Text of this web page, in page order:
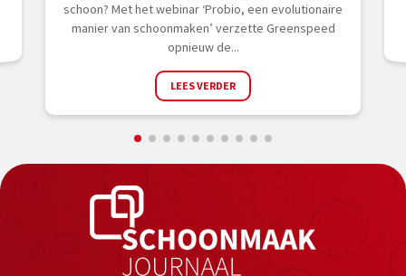
schoon? Met het webinar ‘Probio, een evolutionaire
manier van schoonmaken’ verzette Greenspeed
opnieuw de...
LEES VERDER